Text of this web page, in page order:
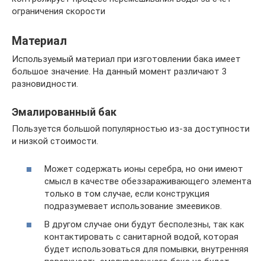
ограничения скорости
Материал
Используемый материал при изготовлении бака имеет
большое значение. На данный момент различают 3
разновидности.
Эмалированный бак
Пользуется большой популярностью из-за доступности
и низкой стоимости.
Может содержать ионы серебра, но они имеют
смысл в качестве обеззараживающего элемента
только в том случае, если конструкция
подразумевает использование змеевиков.
В другом случае они будут бесполезны, так как
контактировать с санитарной водой, которая
будет использоваться для помывки, внутренняя